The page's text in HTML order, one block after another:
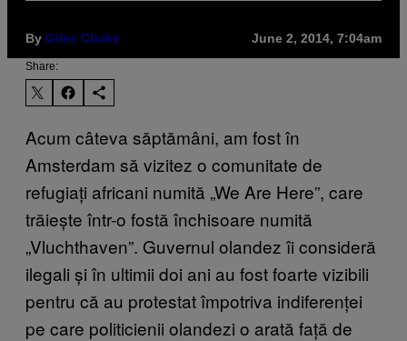
By Giles Clarke June 2, 2014, 7:04am
Share:
Acum câteva săptămâni, am fost în
Amsterdam să vizitez o comunitate de
refugiați africani numită „We Are Here”, care
trăiește într-o fostă închisoare numită
„Vluchthaven”. Guvernul olandez îi consideră
ilegali și în ultimii doi ani au fost foarte vizibili
pentru că au protestat împotriva indiferenței
pe care politicienii olandezi o arată față de